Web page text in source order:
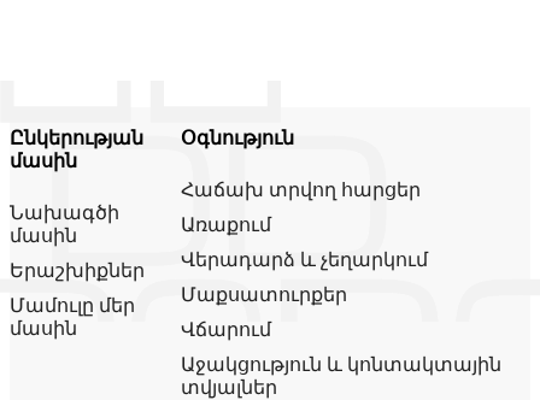
Ընկերության
մասին
Նախագծի
մասին
Երաշխիքներ
Մամուլը մեր
մասին
Օգնություն
Հաճախ տրվող հարցեր
Առաքում
Վերադարձ և չեղարկում
Մաքսատուրքեր
Վճարում
Աջակցություն և կոնտակտային
տվյալներ